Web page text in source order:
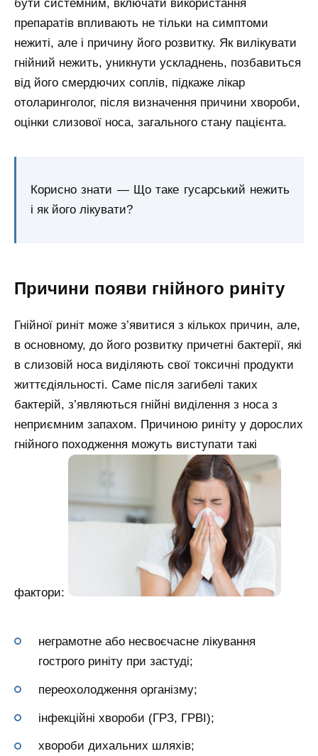
бути системним, включати використання
препаратів впливають не тільки на симптоми
нежиті, але і причину його розвитку. Як вилікувати
гнійний нежить, уникнути ускладнень, позбавиться
від його смердючих соплів, підкаже лікар
отоларинголог, після визначення причини хвороби,
оцінки слизової носа, загального стану пацієнта.
Корисно знати — Що таке гусарський нежить
і як його лікувати?
Причини появи гнійного риніту
Гнійної риніт може з’явитися з кількох причин, але,
в основному, до його розвитку причетні бактерії, які
в слизовій носа виділяють свої токсичні продукти
життєдіяльності. Саме після загибелі таких
бактерій, з’являються гнійні виділення з носа з
неприємним запахом. Причиною риніту у дорослих
гнійного походження можуть виступати такі
фактори:
неграмотне або несвоєчасне лікування
гострого риніту при застуді;
переохолодження організму;
інфекційні хвороби (ГРЗ, ГРВІ);
хвороби дихальних шляхів;